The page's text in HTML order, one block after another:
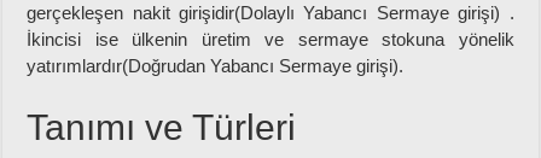
gerçekleşen nakit girişidir(Dolaylı Yabancı Sermaye girişi) .
İkincisi ise ülkenin üretim ve sermaye stokuna yönelik
yatırımlardır(Doğrudan Yabancı Sermaye girişi).
Tanımı ve Türleri